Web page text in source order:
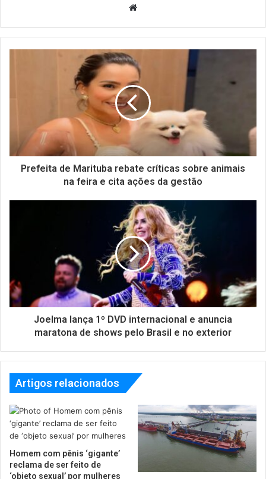
Website
Prefeita de Marituba rebate críticas sobre animais
na feira e cita ações da gestão
Joelma lança 1º DVD internacional e anuncia
maratona de shows pelo Brasil e no exterior
Artigos relacionados
Homem com pênis ‘gigante’
reclama de ser feito de
‘objeto sexual’ por mulheres